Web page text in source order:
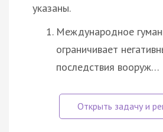
указаны.
Международное
ограничивает
последствия вооруж…